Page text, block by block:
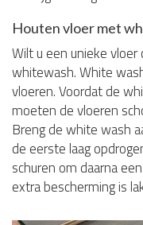
Houten vloer met
Wilt u een unieke
whitewash. White
vloeren. Voordat de
moeten de vloeren
Breng de white wash
de eerste laag
schuren om daarna
extra bescherming is